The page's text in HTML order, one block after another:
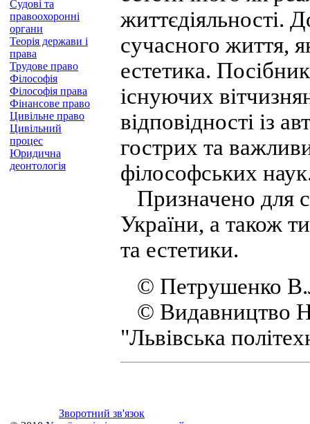
Судові та
правоохоронні
органи
Теорія держави і
права
Трудове право
Філософія
Філософія права
Фінансове право
Цивільне право
Цивільний
процес
Юридична
деонтологія
життєдіяльності.
сучасного життя,
естетика.
існуючих
відповідності із
гострих та
філософських
Призначено для
України, а також
та естетики.
© Петрушенко
© Видавництво
"Львівська
Зворотний зв'язок